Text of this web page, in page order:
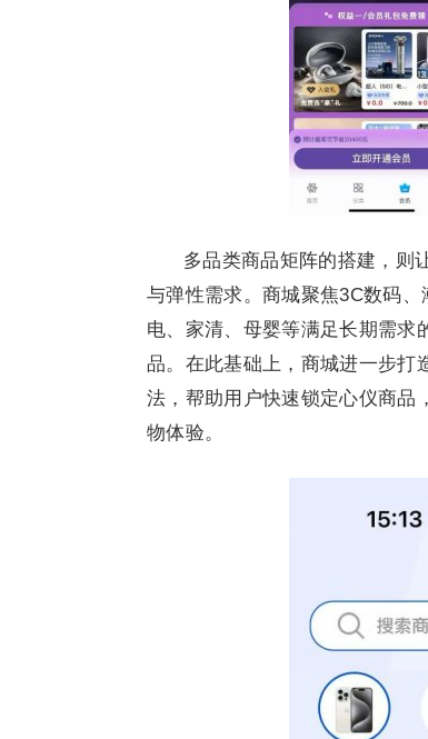
多品类商品矩阵的搭建，则
与弹性需求。商城聚焦3C数码
电、家清、母婴等满足长期需求
品。在此基础上，商城进一步打
法，帮助用户快速锁定心仪商品
物体验。